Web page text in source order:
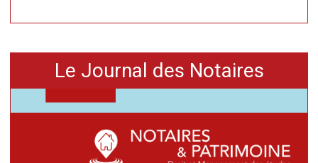
Le Journal des Notaires